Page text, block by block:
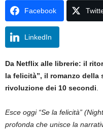
Facebook
LinkedIn
Da Netflix alle librerie: il
la felicità”, il romanzo della
rivoluzione dei 10 secondi
Esce oggi “Se la felicità”
profonda che unisce la